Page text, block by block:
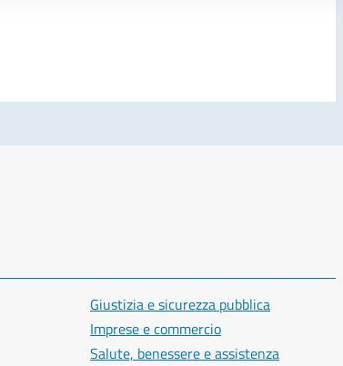
Giustizia e sicurezza pubblica
Imprese e commercio
Salute, benessere e assistenza